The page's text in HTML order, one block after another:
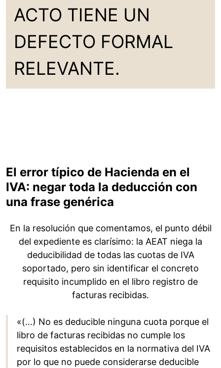
ACTO TIENE UN
DEFECTO FORMAL
RELEVANTE.
El error típico de Hacienda en el
IVA: negar toda la deducción con
una frase genérica
En la resolución que comentamos, el punto débil
del expediente es clarísimo: la AEAT niega la
deducibilidad de todas las cuotas de IVA
soportado, pero sin identificar el concreto
requisito incumplido en el libro registro de
facturas recibidas.
«(…) No es deducible ninguna cuota porque el
libro de facturas recibidas no cumple los
requisitos establecidos en la normativa del IVA
por lo que no puede considerarse deducible